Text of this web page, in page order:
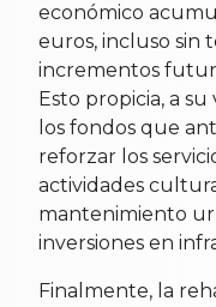
económico
euros, incluso sin
incrementos
Esto propicia, a
los fondos que
reforzar los
actividades
mantenimiento
inversiones en
Finalmente, la